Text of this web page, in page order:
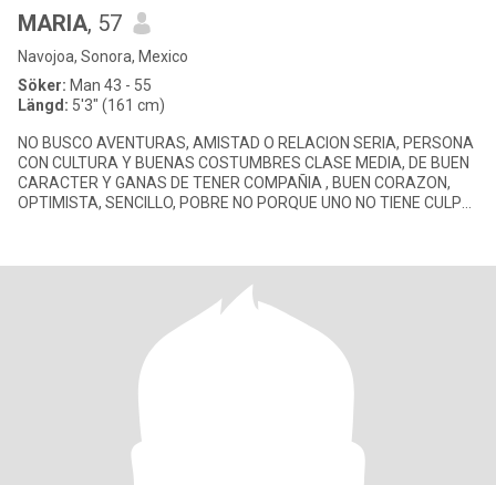
MARIA, 57
Navojoa, Sonora, Mexico
Söker: Man 43 - 55
Längd: 5'3" (161 cm)
NO BUSCO AVENTURAS, AMISTAD O RELACION SERIA, PERSONA
CON CULTURA Y BUENAS COSTUMBRES CLASE MEDIA, DE BUEN
CARACTER Y GANAS DE TENER COMPAÑIA , BUEN CORAZON,
OPTIMISTA, SENCILLO, POBRE NO PORQUE UNO NO TIENE CULPA